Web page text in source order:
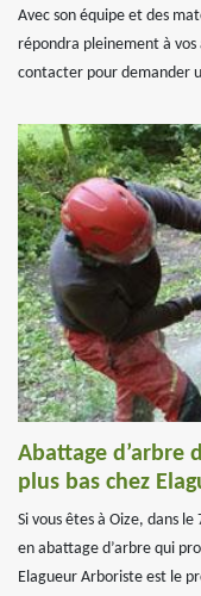
Avec son équipe et des
répondra pleinement à vos
contacter pour demander
Abattage d’arbre
plus bas chez
Si vous êtes à Oize, dans
en abattage d’arbre qui
Elagueur Arboriste est le